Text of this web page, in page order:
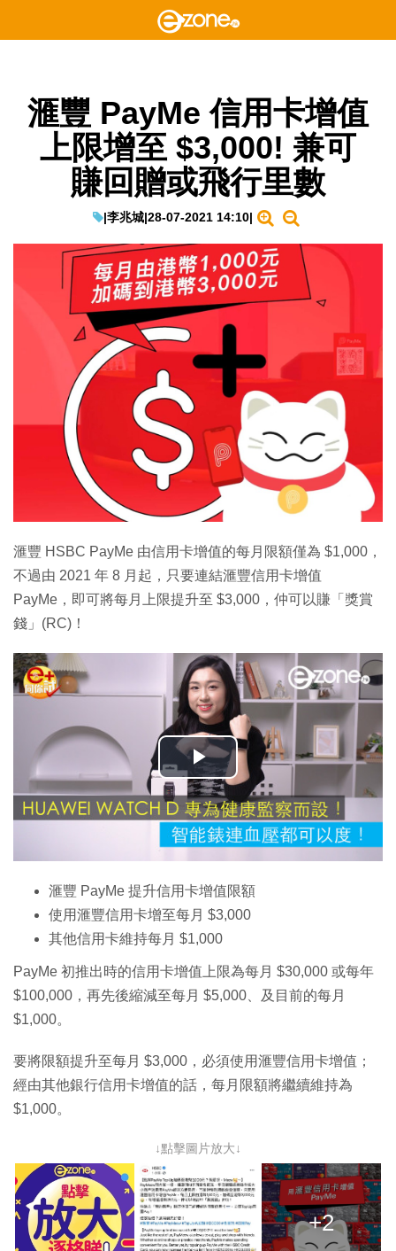
滙豐 PayMe 信用卡增值
上限增至 $3,000! 兼可
賺回贈或飛行里數
|李兆城|28-07-2021 14:10|
滙豐 HSBC PayMe 由信用卡增值的每月限額僅為 $1,000，
不過由 2021 年 8 月起，只要連結滙豐信用卡增值
PayMe，即可將每月上限提升至 $3,000，仲可以賺「獎賞
錢」(RC)！
播
放
影
片
滙豐 PayMe 提升信用卡增值限額
使用滙豐信用卡增至每月 $3,000
其他信用卡維持每月 $1,000
PayMe 初推出時的信用卡增值上限為每月 $30,000 或每年
$100,000，再先後縮減至每月 $5,000、及目前的每月
$1,000。
要將限額提升至每月 $3,000，必須使用滙豐信用卡增值；
經由其他銀行信用卡增值的話，每月限額將繼續維持為
$1,000。
↓點擊圖片放大↓
+2